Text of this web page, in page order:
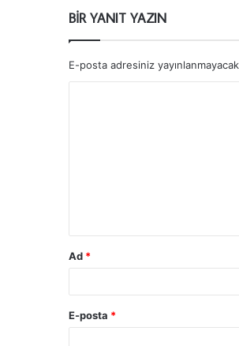
BIR YANIT YAZIN
E-posta adresiniz
Ad *
E-posta *